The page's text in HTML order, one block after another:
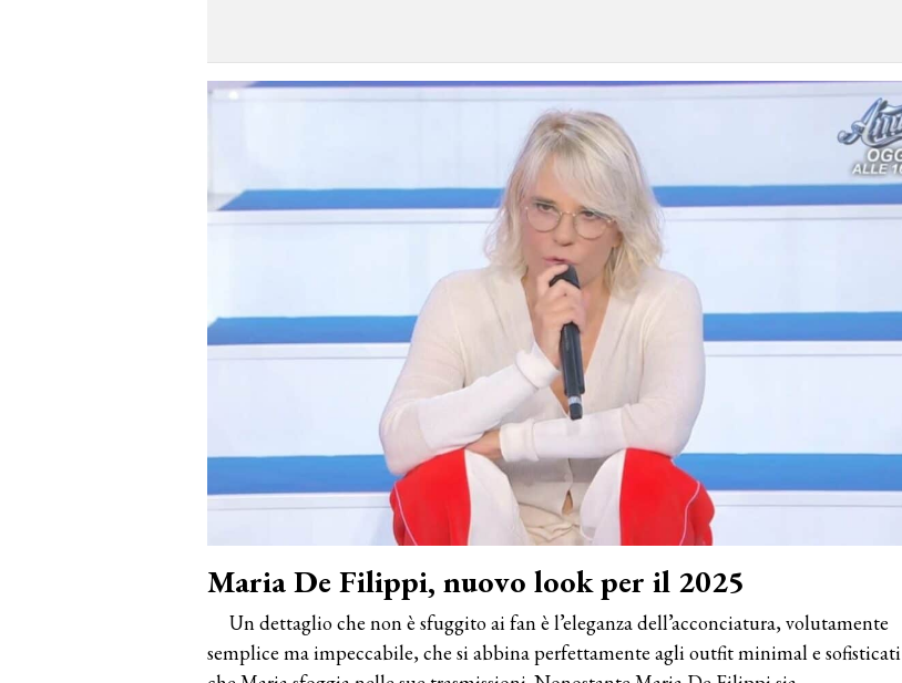
Maria De Filippi, nuovo look per il 2025
Un dettaglio che non è sfuggito ai fan è l’eleganza dell’acconciatura, volutamente
semplice ma impeccabile, che si abbina perfettamente agli outfit minimal e sofisticati